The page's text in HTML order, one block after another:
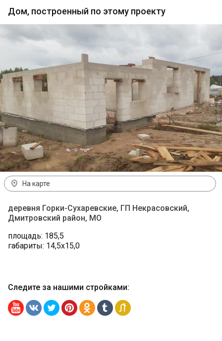
Дом, построенный по этому проекту
На карте
деревня Горки-Сухаревские, ГП Некрасовский,
Дмитровский район, МО
площадь: 185,5
габариты: 14,5х15,0
Следите за нашими стройками: